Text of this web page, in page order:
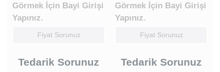
Görmek İçin Bayi Girişi
Yapınız.
Fiyat Sorunuz
Tedarik Sorunuz
Görmek İçin Bayi Girişi
Yapınız.
Fiyat Sorunuz
Tedarik Sorunuz